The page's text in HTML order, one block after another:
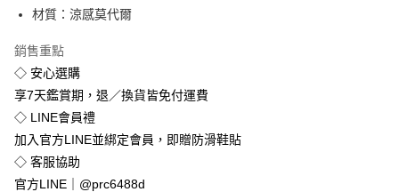
悠遊付
Google Pay
全盈+PAY
運送方式
全家付款取貨
免運費
材質：涼感莫代爾
銷售重點
◇ 安心選購
享7天鑑賞期，退／換貨皆免付運費
◇ LINE會員禮
加入官方LINE並綁定會員，即贈防滑鞋貼
◇ 客服協助
官方LINE｜@prc6488d